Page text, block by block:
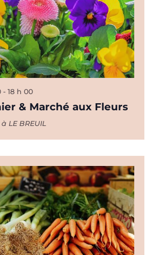
& Marché aux Fleurs
- 18 h 00
LE BREUIL